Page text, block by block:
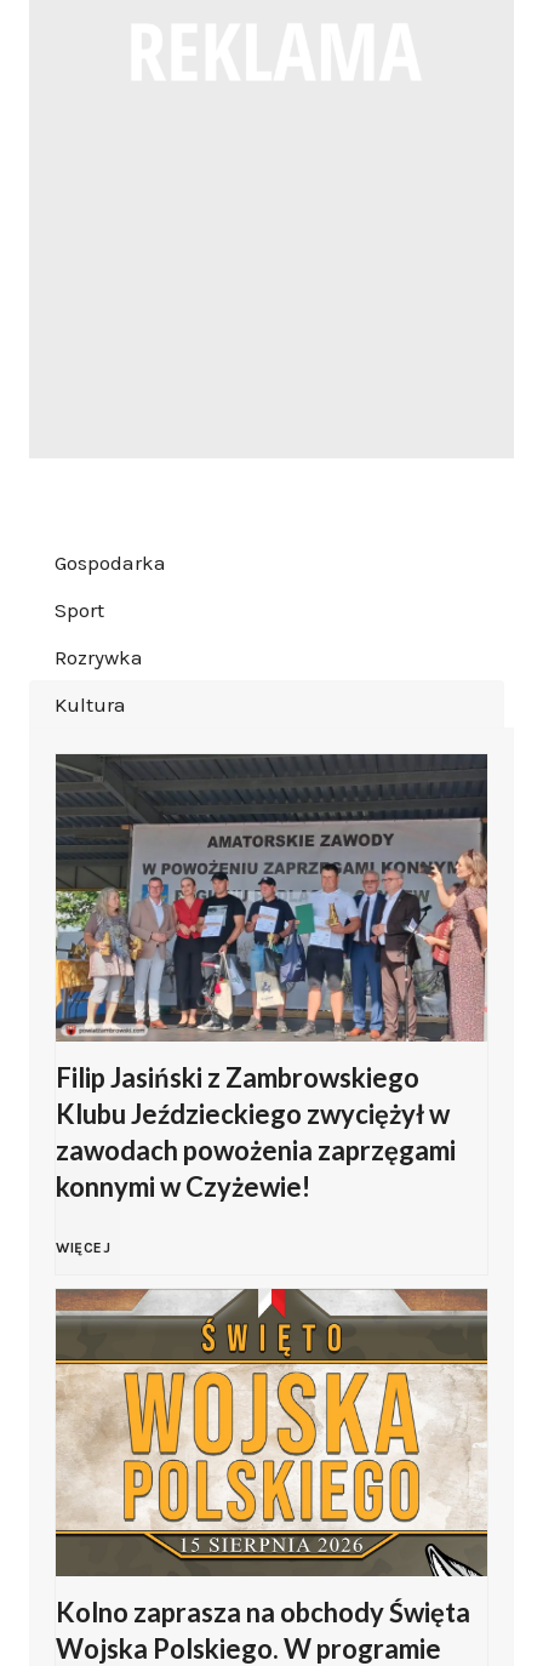
Gospodarka
Sport
Rozrywka
Kultura
Filip Jasiński z Zambrowskiego
Klubu Jeździeckiego zwyciężył w
zawodach powożenia zaprzęgami
konnymi w Czyżewie!
WIĘCEJF
i
l
p
a
Kolno zaprasza na obchody Święta
Wojska Polskiego. W programie